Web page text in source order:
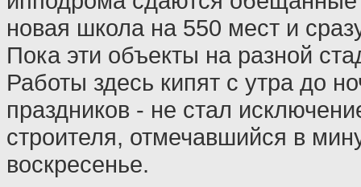
новая школа на 550 мест и
Пока эти объекты на разной
Работы здесь кипят с утра до
праздников - не стал
строителя, отмечавшийся в
воскресенье.